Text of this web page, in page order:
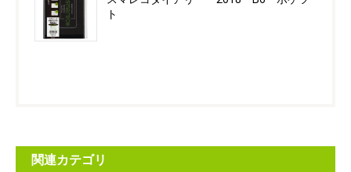
ト
関連カテゴリ